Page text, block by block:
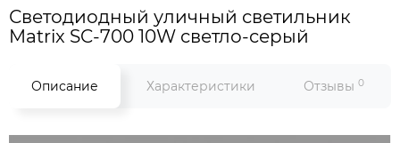
Светодиодный уличный светильник
Matrix SC-700 10W светло-серый
Описание Характеристики Отзывы 0